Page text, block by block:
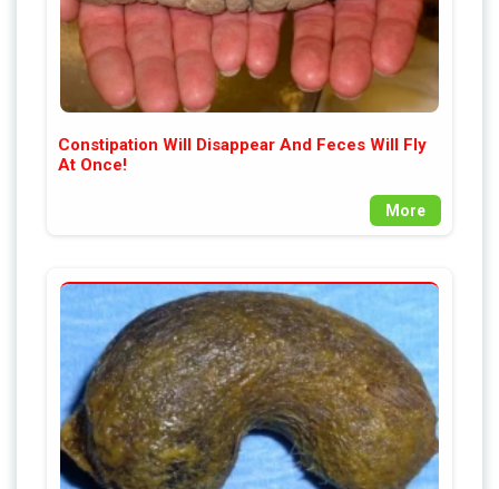
Constipation Will Disappear And Feces Will Fly
At Once!
More